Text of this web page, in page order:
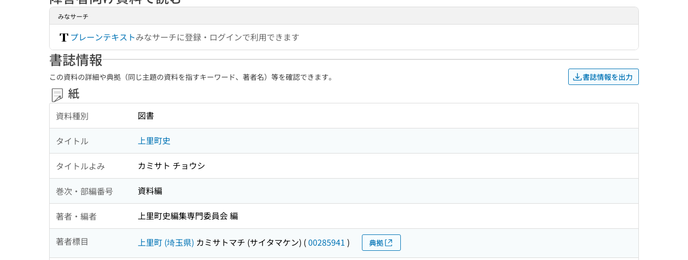
みなサーチ
プレーンテキストみなサーチに登録・ログインで利用できます
書誌情報
この資料の詳細や典拠（同じ主題の資料を指すキーワード、著者名）等を確認できます。 書誌情報を出力
紙
資料種別 図書
タイトル 上里町史
タイトルよみ カミサト チョウシ
巻次・部編番号 資料編
著者・編者 上里町史編集専門委員会 編
著者標目 上里町 (埼玉県) カミサトマチ (サイタマケン) (00285941 ) 典拠